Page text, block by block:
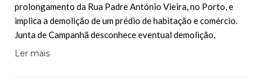
prolongamento da Rua Padre António Vieira, no Porto, e
implica a demolição de um prédio de habitação e comércio.
Junta de Campanhã desconhece eventual demolição,
Ler mais